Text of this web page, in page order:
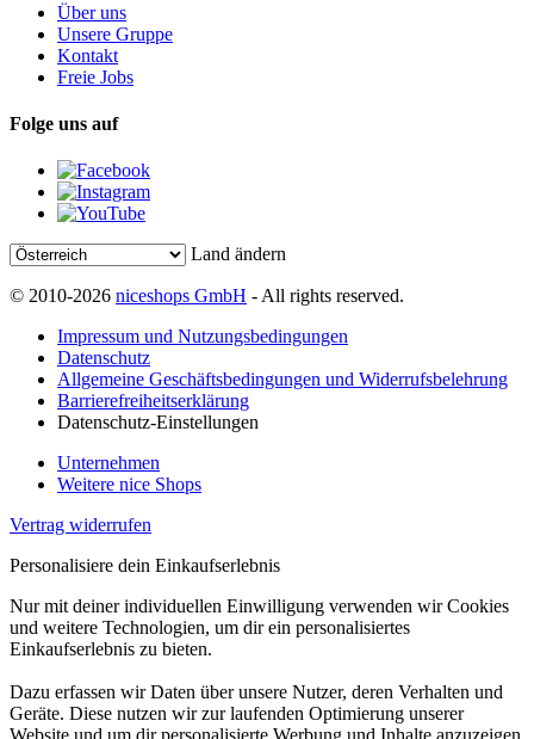
Über uns
Unsere Gruppe
Kontakt
Freie Jobs
Folge uns auf
Land ändern
© 2010-2026 niceshops GmbH - All rights reserved.
Impressum und Nutzungsbedingungen
Datenschutz
Allgemeine Geschäftsbedingungen und Widerrufsbelehrung
Barrierefreiheitserklärung
Datenschutz-Einstellungen
Unternehmen
Weitere nice Shops
Vertrag widerrufen
Personalisiere dein Einkaufserlebnis
Nur mit deiner individuellen Einwilligung verwenden wir Cookies
und weitere Technologien, um dir ein personalisiertes
Einkaufserlebnis zu bieten.
Dazu erfassen wir Daten über unsere Nutzer, deren Verhalten und
Geräte. Diese nutzen wir zur laufenden Optimierung unserer
Website und um dir personalisierte Werbung und Inhalte anzuzeigen